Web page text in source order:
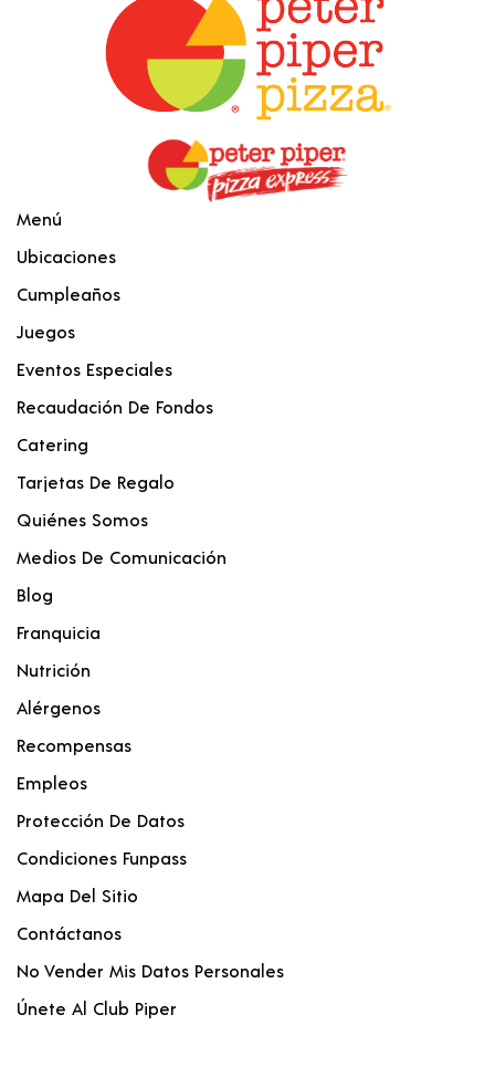
Menú
Ubicaciones
Cumpleaños
Juegos
Eventos Especiales
Recaudación De Fondos
Catering
Tarjetas De Regalo
Quiénes Somos
Medios De Comunicación
Blog
Franquicia
Nutrición
Alérgenos
Recompensas
Empleos
Protección De Datos
Condiciones Funpass
Mapa Del Sitio
Contáctanos
No Vender Mis Datos Personales
Únete Al Club Piper